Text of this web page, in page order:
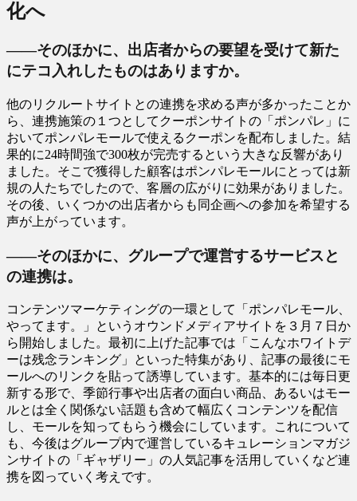
化へ
――そのほかに、出店者からの要望を受けて新た
にテコ入れしたものはありますか。
他のリクルートサイトとの連携を求める声が多かったことか
ら、連携施策の１つとしてクーポンサイトの「ポンパレ」に
おいてポンパレモールで使えるクーポンを配布しました。結
果的に24時間強で300枚が完売するという大きな反響があり
ました。そこで獲得した顧客はポンパレモールにとっては新
規の人たちでしたので、客層の広がりに効果がありました。
その後、いくつかの出店者からも同企画への参加を希望する
声が上がっています。
――そのほかに、グループで運営するサービスと
の連携は。
コンテンツマーケティングの一環として「ポンパレモール、
やってます。」というオウンドメディアサイトを３月７日か
ら開始しました。最初に上げた記事では「こんなホワイトデ
ーは残念ランキング」といった特集があり、記事の最後にモ
ールへのリンクを貼って誘導しています。基本的には毎日更
新する形で、季節行事や出店者の面白い商品、あるいはモー
ルとは全く関係ない話題も含めて幅広くコンテンツを配信
し、モールを知ってもらう機会にしています。これについて
も、今後はグループ内で運営しているキュレーションマガジ
ンサイトの「ギャザリー」の人気記事を活用していくなど連
携を図っていく考えです。